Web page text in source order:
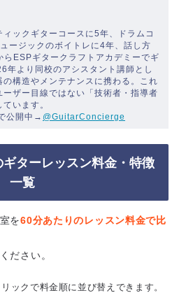
ックギターコースに5年、ドラムコ
ージックのボイトレに4年、話し方
ESPギタークラフトアカデミーでギ
年より同校のアシスタント講師とし
構造やメンテナンスに携わる。これ
ザー目線ではない「技術者・指導者
います。
公開中→ @GuitarConcierge
ギターレッスン料金・特徴
一覧
を60分あたりのレッスン料金で比
ださい。
ックで料金順に並び替えできます。